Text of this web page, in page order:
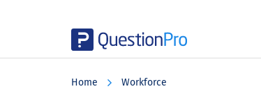
Home Workforce